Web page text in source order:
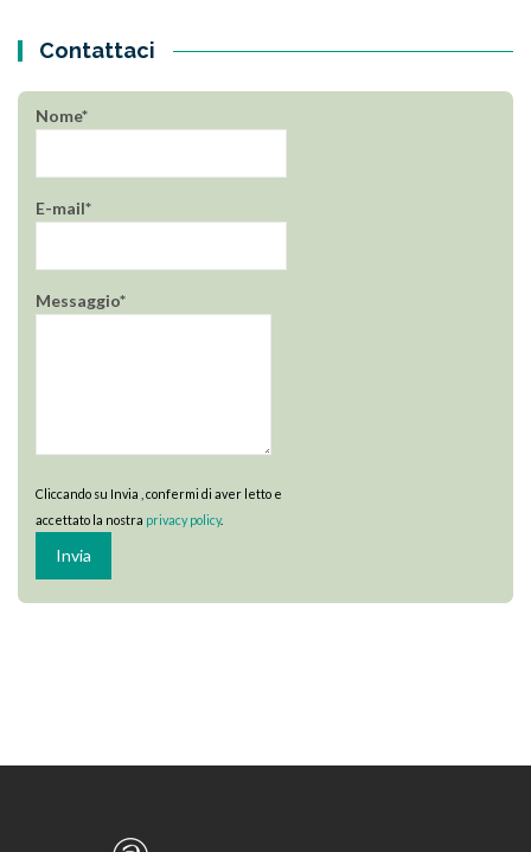
Contattaci
Nome*
E-mail*
Messaggio*
Cliccando su Invia , confermi di aver letto e
accettato la nostra privacy policy.